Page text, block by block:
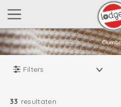
Filters
33 resultaten